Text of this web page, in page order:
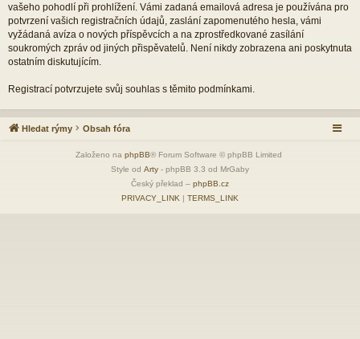
vašeho pohodlí při prohlížení. Vámi zadaná emailová adresa je používána pro
potvrzení vašich registračních údajů, zaslání zapomenutého hesla, vámi
vyžádaná avíza o nových příspěvcích a na zprostředkované zasílání
soukromých zpráv od jiných přispěvatelů. Není nikdy zobrazena ani poskytnuta
ostatním diskutujícím.
Registrací potvrzujete svůj souhlas s těmito podmínkami.
Hledat rýmy Obsah fóra
Založeno na phpBB® Forum Software © phpBB Limited
Style od Arty - phpBB 3.3 od MrGaby
Český překlad – phpBB.cz
PRIVACY_LINK | TERMS_LINK